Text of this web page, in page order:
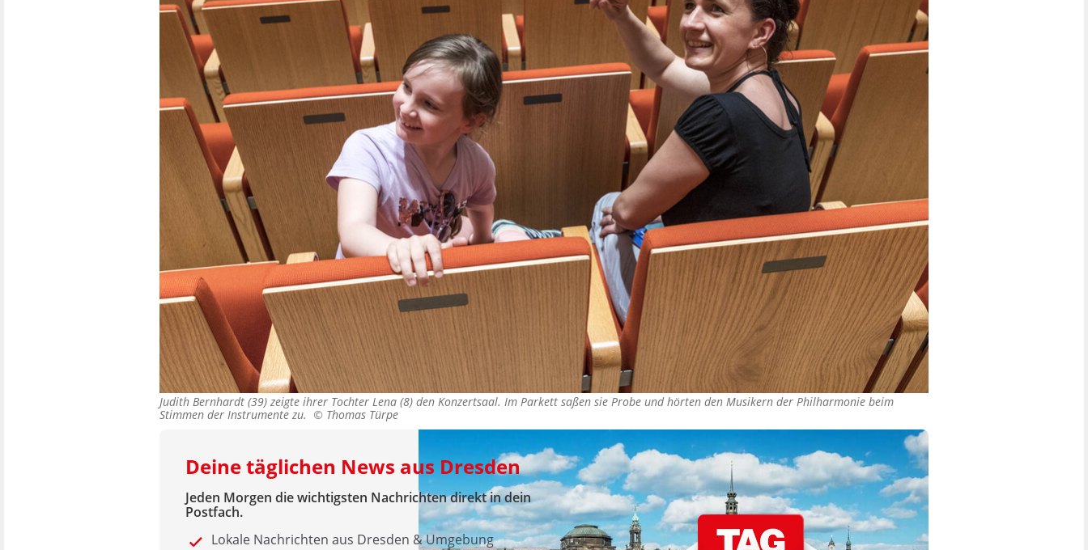
Judith Bernhardt (39) zeigte ihrer Tochter Lena (8) den Konzertsaal. Im Parkett saßen sie Probe und hörten den Musikern der Philharmonie beim
Stimmen der Instrumente zu. © Thomas Türpe
Deine täglichen News aus Dresden
Jeden Morgen die wichtigsten Nachrichten direkt in dein
Postfach.
Lokale Nachrichten aus Dresden & Umgebung